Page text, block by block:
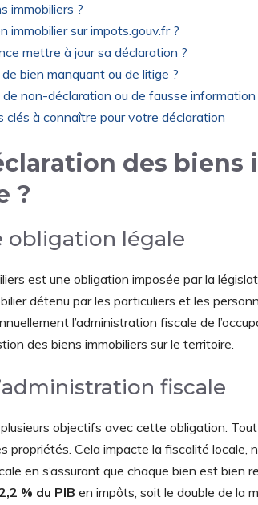
immobiliers ?
immobilier sur impots.gouv.fr ?
mettre à jour sa déclaration ?
de bien manquant ou de litige ?
non-déclaration ou de fausse information
clés à connaître pour votre déclaration
des biens
?
obligation légale
est une obligation imposée par la
détenu par les particuliers et les
l’administration fiscale de
des biens immobiliers sur le territoire.
fiscale
objectifs avec cette obligation. Tout
propriétés. Cela impacte la fiscalité locale,
en s’assurant que chaque bien est bien
% du PIB en impôts, soit le double de la